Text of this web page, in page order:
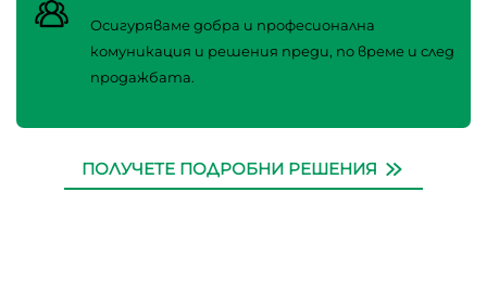
Осигуряваме добра и професионална
комуникация и решения преди, по време и след
продажбата.
ПОЛУЧЕТЕ ПОДРОБНИ РЕШЕНИЯ